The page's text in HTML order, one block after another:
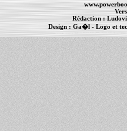
Rédaction :
Design : Ga�l- Logo et